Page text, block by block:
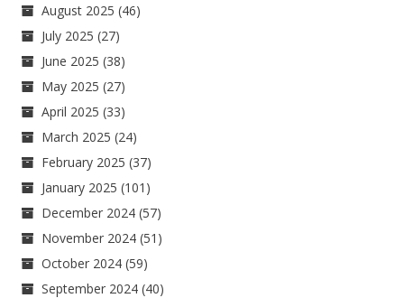
August 2025 (46)
July 2025 (27)
June 2025 (38)
May 2025 (27)
April 2025 (33)
March 2025 (24)
February 2025 (37)
January 2025 (101)
December 2024 (57)
November 2024 (51)
October 2024 (59)
September 2024 (40)